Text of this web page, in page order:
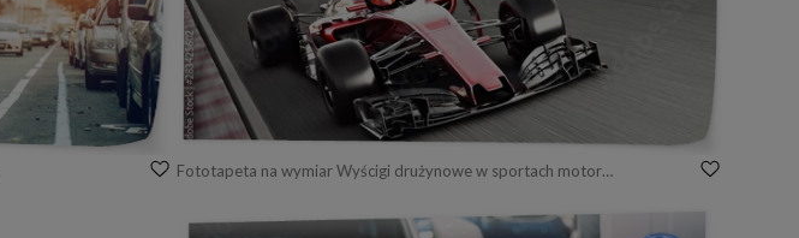
Fototapeta na wymiar Wyścigi drużynowe w sportach motorowych. Szybko poruszający się ogólny samochód wyścigowy ścigający się po torze z rozmyciem ruchu. Renderowania 3D z miejsca na tekst lub miejsce